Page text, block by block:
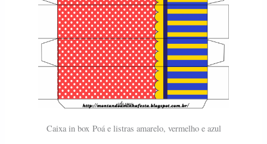
Caixa in box Poá e listras amarelo, vermelho e azul